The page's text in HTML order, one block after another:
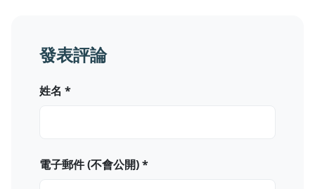
發表評論
姓名 *
電子郵件 (不會公開) *